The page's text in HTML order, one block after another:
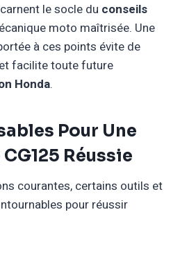
le socle du conseils
moto maîtrisée. Une
à ces points évite de
facilite toute future
Honda.
Pour Une
Réussie
courantes, certains outils et
pour réussir